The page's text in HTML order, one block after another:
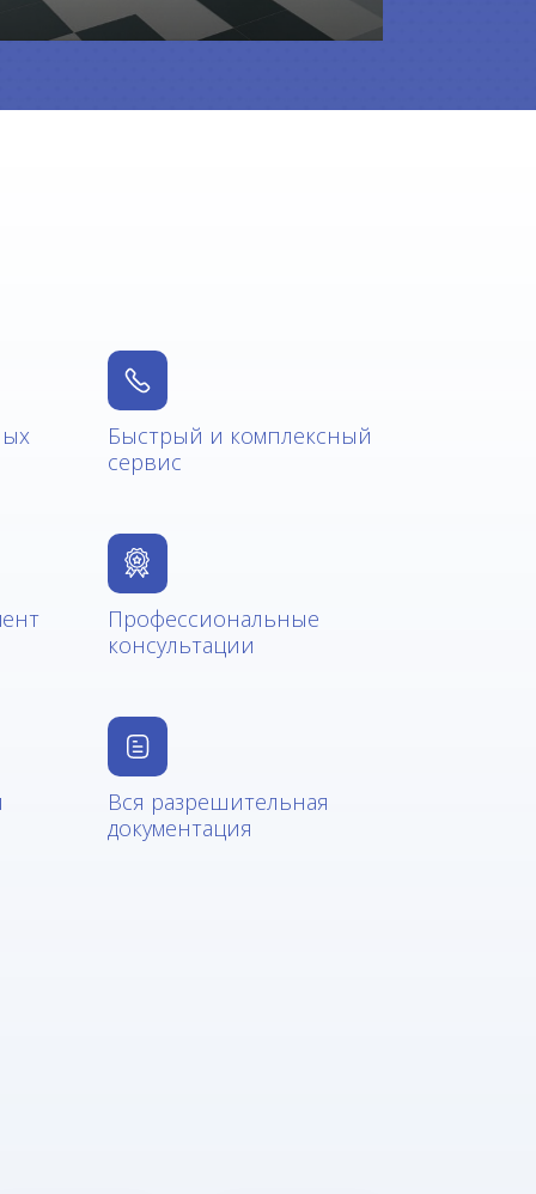
Быстрый и комплексный
сервис
Профессиональные
консультации
Вся разрешительная
документация